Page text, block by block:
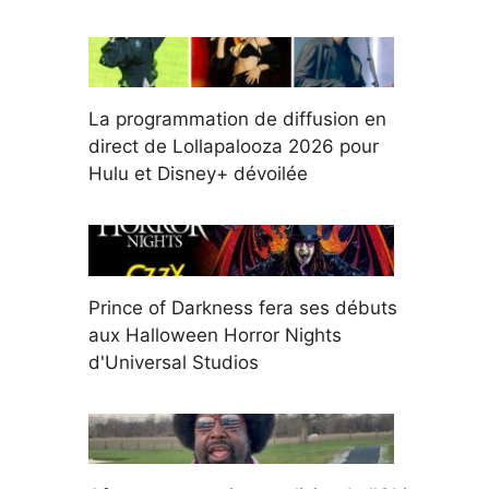
La programmation de diffusion en
direct de Lollapalooza 2026 pour
Hulu et Disney+ dévoilée
Prince of Darkness fera ses débuts
aux Halloween Horror Nights
d'Universal Studios